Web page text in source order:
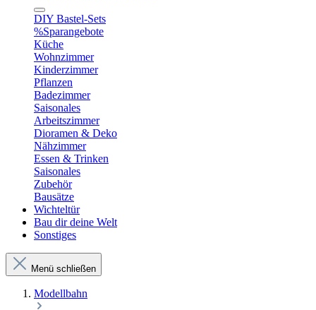
DIY Bastel-Sets
%Sparangebote
Küche
Wohnzimmer
Kinderzimmer
Pflanzen
Badezimmer
Saisonales
Arbeitszimmer
Dioramen & Deko
Nähzimmer
Essen & Trinken
Saisonales
Zubehör
Bausätze
Wichteltür
Bau dir deine Welt
Sonstiges
Menü schließen
Modellbahn